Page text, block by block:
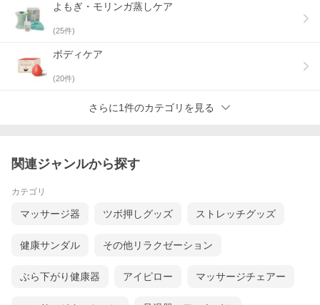
よもぎ・モリンガ蒸しケア
(25件)
ボディケア
(20件)
さらに1件のカテゴリを見る
関連ジャンルから探す
カテゴリ
マッサージ器 ツボ押しグッズ ストレッチグッズ
健康サンダル その他リラクゼーション
ぶら下がり健康器 アイピロー マッサージチェアー